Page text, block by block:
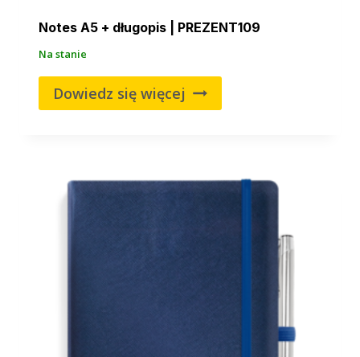
Notes A5 + długopis | PREZENT109
Na stanie
Dowiedz się więcej